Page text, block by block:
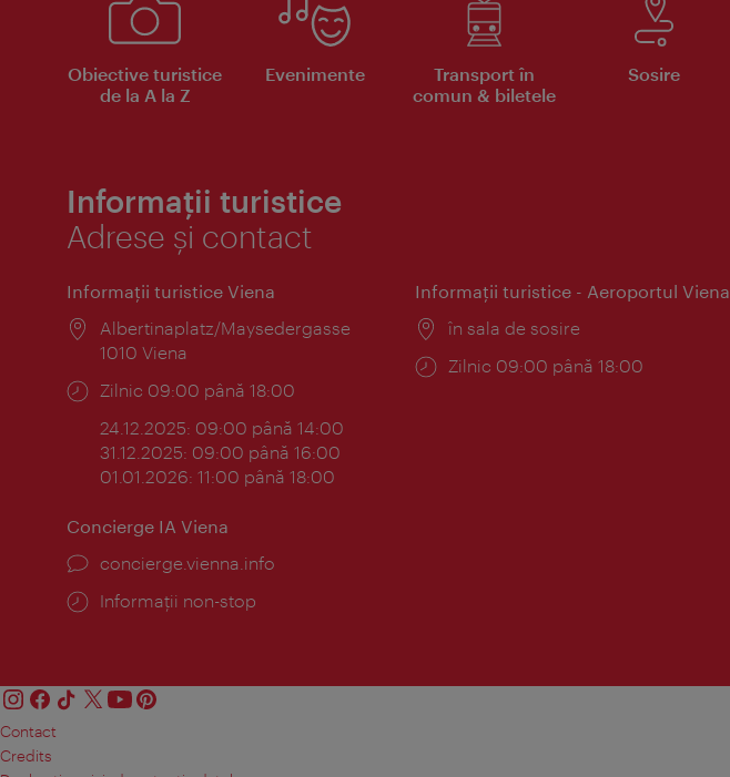
Obiective turistice
de la A la Z
Evenimente
Transport în
comun & biletele
Sosire
Informații turistice
Adrese și contact
Informaţii turistice Viena
Locul:
Albertinaplatz/Maysedergasse
1010 Viena
Program:
Zilnic 09:00 până 18:00
24.12.2025: 09:00 până 14:00
31.12.2025: 09:00 până 16:00
01.01.2026: 11:00 până 18:00
Informaţii turistice - Aeroportul Viena
Locul:
în sala de sosire
Program:
Zilnic 09:00 până 18:00
Concierge IA Viena
concierge.vienna.info
Informații non-stop
Contact
Credits